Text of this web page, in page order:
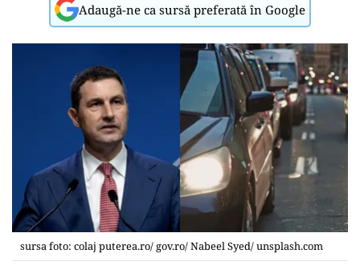
Adaugă-ne ca sursă preferată în Google
sursa foto: colaj puterea.ro/ gov.ro/ Nabeel Syed/ unsplash.com